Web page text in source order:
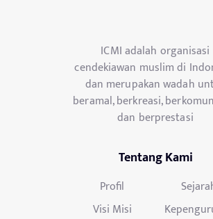
ICMI adalah organisasi
cendekiawan muslim di
dan merupakan wadah
beramal, berkreasi,
dan berprestasi
Tentang Kami
Profil
Visi Misi